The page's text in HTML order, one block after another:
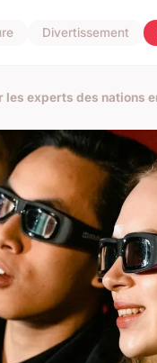
Divertissement
experts des nations